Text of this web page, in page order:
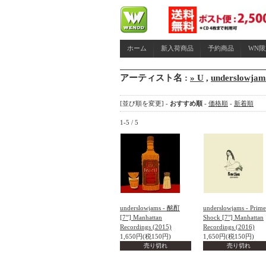
ホーム 新入荷商品 予約商品 WN
アーティスト名 : » U ,
[並び順を変更] - おすすめ順 - 価格順 - 新着順
1-5 / 5
underslowjams - 酩酊
[7”] Manhattan
Recordings (2015)
1,650円(税150円)
売り切れ
underslowjams - Prime
Shock [7"] Manhattan
Recordings (2016)
1,650円(税150円)
売り切れ